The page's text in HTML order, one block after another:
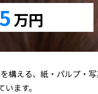
万円
構える、紙・パルプ・
います。